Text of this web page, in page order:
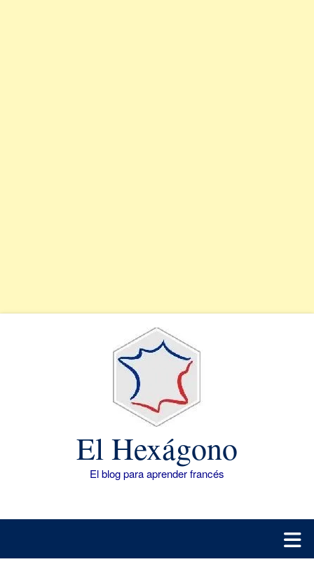
El Hexágono
El blog para aprender francés